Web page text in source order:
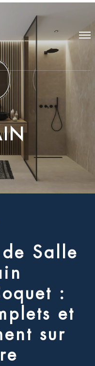
IN
d e Sa
e
in
oquet :
p ets et
ent sur
re